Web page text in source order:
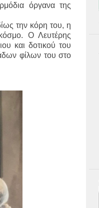
όργανα της
την κόρη του, η
Ο Λευτέρης
και δοτικού του
φίλων του στο